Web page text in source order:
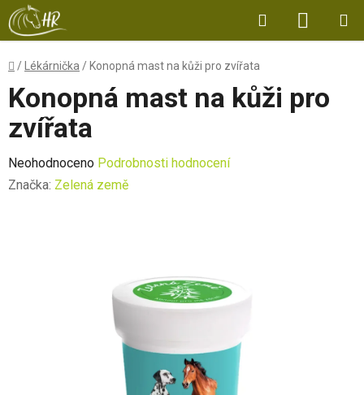
Přejít
na
obsah
Hledat
KOŠÍK
Domů
/ Lékárnička / Konopná mast na kůži pro zvířata
Konopná mast na kůži pro
zvířata
Průměrné
hodnocení
Neohodnoceno Podrobnosti hodnocení
Značka: Zelená země